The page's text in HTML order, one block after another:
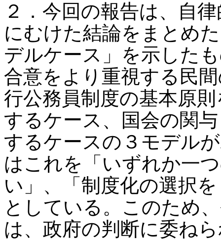
２．今回の報告は、自
にむけた結論をまとめ
デルケース」を示した
合意をより重視する民
行公務員制度の基本原
するケース、国会の関
するケースの３モデル
はこれを「いずれか一
い」、「制度化の選択
としている。このため
は、政府の判断に委ね